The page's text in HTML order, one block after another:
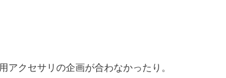
アクセサリの企画が合わなかったり。